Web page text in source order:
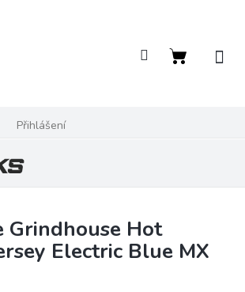
Přihlášení
Nákupní
Grindhouse Hot
Electric Blue MX